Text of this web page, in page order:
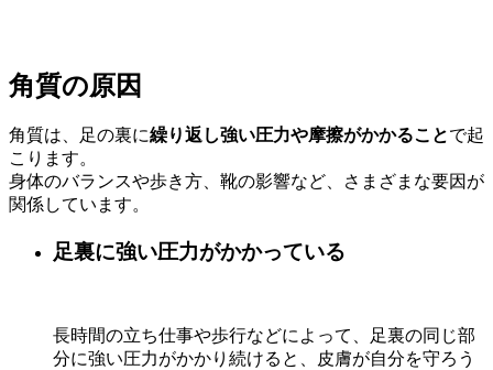
角質の原因
角質は、足の裏に繰り返し強い圧力や摩擦がかかることで起
こります。
身体のバランスや歩き方、靴の影響など、さまざまな要因が
関係しています。
足裏に強い圧力がかかっている
長時間の立ち仕事や歩行などによって、足裏の同じ部
分に強い圧力がかかり続けると、皮膚が自分を守ろう